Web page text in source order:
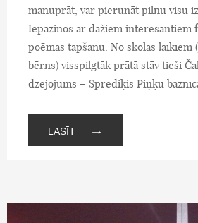
manuprāt, var pierunāt pilnu visu
Iepazinos ar dažiem interesantiem
poēmas tapšanu. No skolas laikiem
bērns) visspilgtāk prātā stāv tieši
dzejojums – Sprediķis Piņķu
LASĪT →